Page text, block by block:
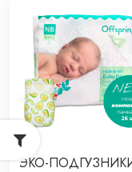
ЭКО-